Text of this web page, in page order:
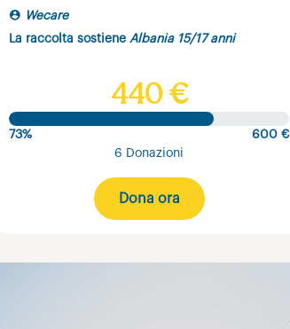
Wecare
La raccolta sostiene Albania 15/17 anni
440 €
73%
600 €
6 Donazioni
Dona ora